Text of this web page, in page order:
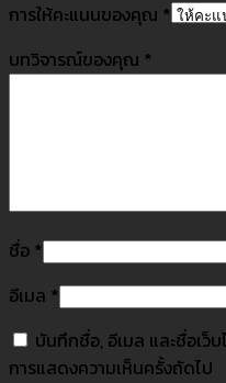
การให้คะแนนของคุณ *
บทวิจารณ์ของคุณ *
ชื่อ *
อีเมล *
บันทึกชื่อ, อีเมล และชื่อเว็
การแสดงความเห็นครั้งถัดไป